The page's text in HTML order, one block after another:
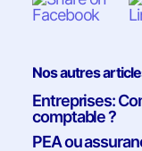
Nos autres
Entreprises:
comptable ?
PEA ou